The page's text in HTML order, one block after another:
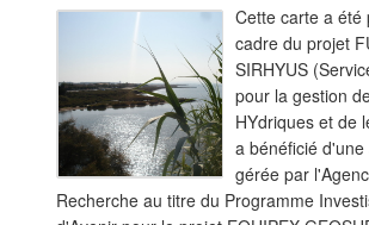
Cette carte a été
cadre du projet
SIRHYUS
pour la gestion
HYdriques et de
a bénéficié
gérée par
Recherche au titre du Programme